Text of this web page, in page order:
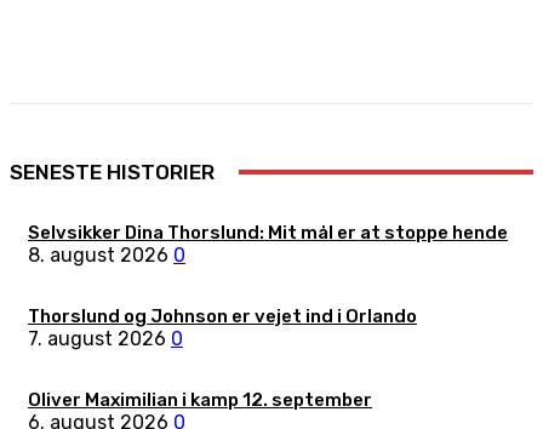
SENESTE HISTORIER
Selvsikker Dina Thorslund: Mit mål er at stoppe hende
8. august 2026 0
Thorslund og Johnson er vejet ind i Orlando
7. august 2026 0
Oliver Maximilian i kamp 12. september
6. august 2026 0